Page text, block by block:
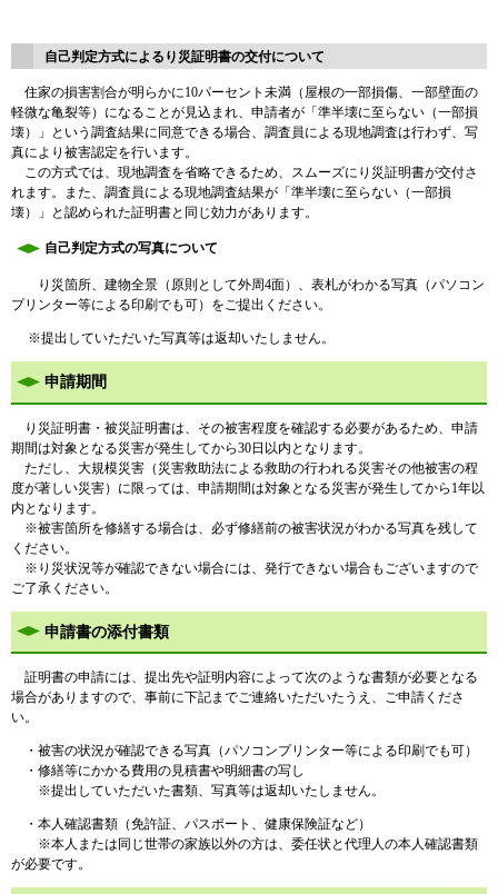
自己判定方式によるり災証明書の交付について
住家の損害割合が明らかに10パーセント未満（屋根の一部損傷、一部壁面の
軽微な亀裂等）になることが見込まれ、申請者が「準半壊に至らない（一部損
壊）」という調査結果に同意できる場合、調査員による現地調査は行わず、写
真により被害認定を行います。
この方式では、現地調査を省略できるため、スムーズにり災証明書が交付さ
れます。また、調査員による現地調査結果が「準半壊に至らない（一部損
壊）」と認められた証明書と同じ効力があります。
自己判定方式の写真について
り災箇所、建物全景（原則として外周4面）、表札がわかる写真（パソコン
プリンター等による印刷でも可）をご提出ください。
※提出していただいた写真等は返却いたしません。
申請期間
り災証明書・被災証明書は、その被害程度を確認する必要があるため、申請
期間は対象となる災害が発生してから30日以内となります。
ただし、大規模災害（災害救助法による救助の行われる災害その他被害の程
度が著しい災害）に限っては、申請期間は対象となる災害が発生してから1年以
内となります。
※被害箇所を修繕する場合は、必ず修繕前の被害状況がわかる写真を残して
ください。
※り災状況等が確認できない場合には、発行できない場合もございますので
ご了承ください。
申請書の添付書類
証明書の申請には、提出先や証明内容によって次のような書類が必要となる
場合がありますので、事前に下記までご連絡いただいたうえ、ご申請くださ
い。
・被害の状況が確認できる写真（パソコンプリンター等による印刷でも可）
・修繕等にかかる費用の見積書や明細書の写し
※提出していただいた書類、写真等は返却いたしません。
・本人確認書類（免許証、パスポート、健康保険証など）
※本人または同じ世帯の家族以外の方は、委任状と代理人の本人確認書類
が必要です。